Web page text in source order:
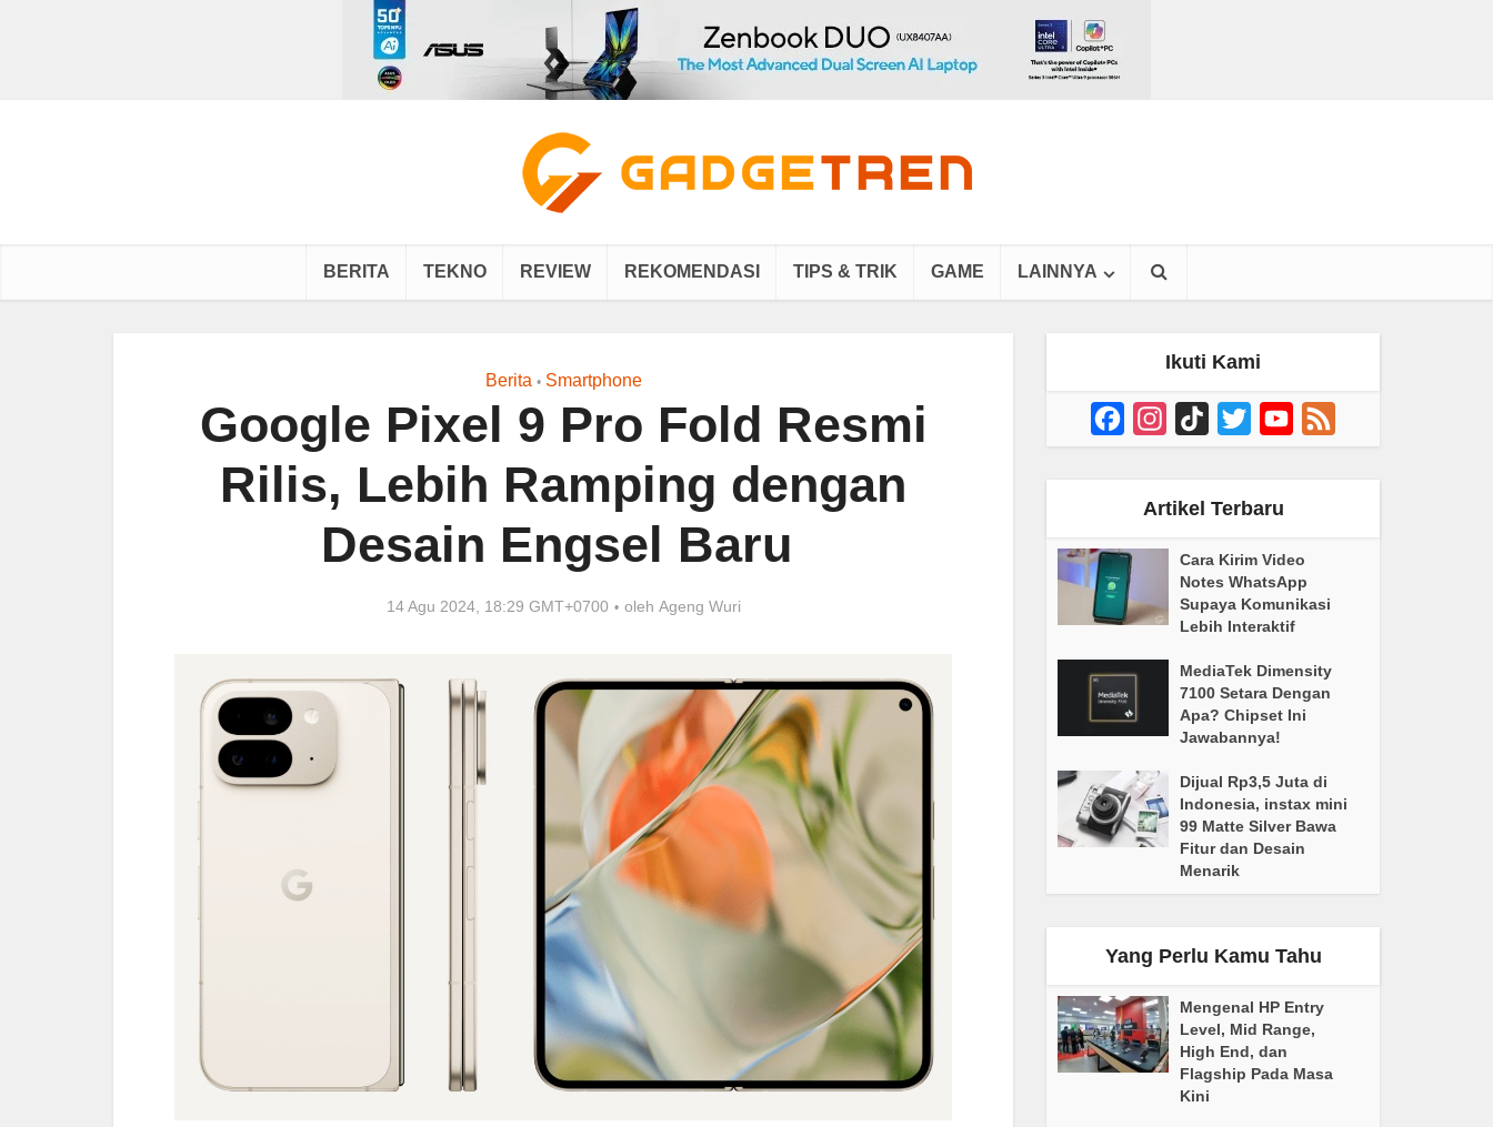
BERITA TEKNO REVIEW REKOMENDASI TIPS & TRIK GAME LAINNYA
Berita • Smartphone
Google Pixel 9 Pro Fold Resmi
Rilis, Lebih Ramping dengan
Desain Engsel Baru
14 Agu 2024, 18:29 GMT+0700 oleh Ageng Wuri
Ikuti Kami
FacebookInstagram
TikTok Twitter YouTube
Channel
Artikel Terbaru
Cara Kirim Video
Notes WhatsApp
Supaya Komunikasi
Lebih Interaktif
MediaTek Dimensity
7100 Setara Dengan
Apa? Chipset Ini
Jawabannya!
Dijual Rp3,5 Juta di
Indonesia, instax mini
99 Matte Silver Bawa
Fitur dan Desain
Menarik
Yang Perlu Kamu Tahu
Mengenal HP Entry
Level, Mid Range,
High End, dan
Flagship Pada Masa
Kini